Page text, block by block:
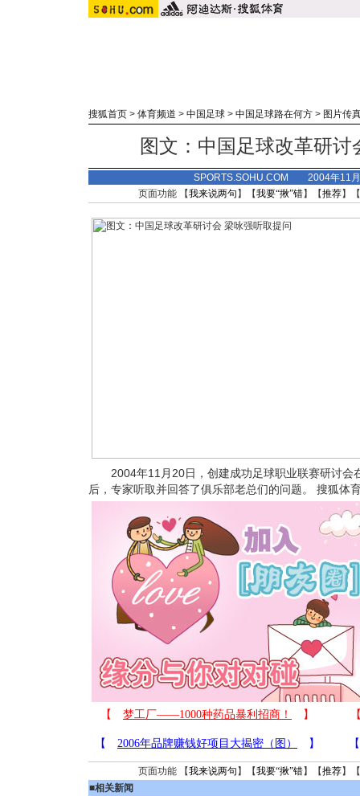
搜狐首页 > 体育频道 > 中国足球 > 中国足球路在何方 > 图片传
图文：中国足球改革研
SPORTS.SOHU.COM 2004年11
页面功能 【我来说两句 】【我要“揪”错】【推荐】
2004年11月20日，创建成功足球职业联赛研讨会
后，专家听取并回答了俱乐部老总们的问题。 搜狐体
页面功能 【我来说两句 】【我要“揪”错】【推荐】
■相关新闻